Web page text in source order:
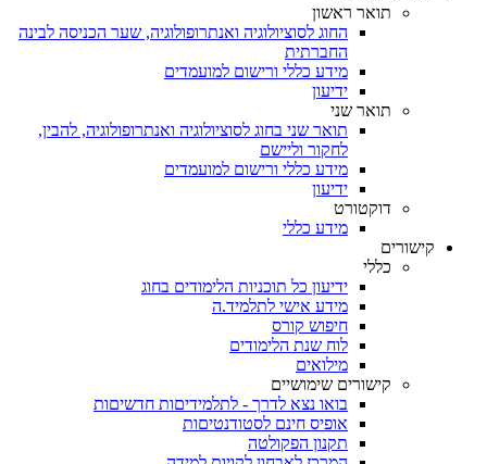
תואר ראשון
החוג לסוציולוגיה ואנתרופולוגיה, שער הכניסה לבינה
החברתית
מידע כללי ורישום למועמדים
ידיעון
תואר שני
תואר שני בחוג לסוציולוגיה ואנתרופולוגיה, להבין,
לחקור וליישם
מידע כללי ורישום למועמדים
ידיעון
דוקטורט
מידע כללי
קישורים
כללי
ידיעון כל תוכניות הלימודים בחוג
מידע אישי לתלמיד.ה
חיפוש קורס
לוח שנת הלימודים
מילואים
קישורים שימושיים
בואו נצא לדרך - לתלמידיםות חדשיםות
אופיס חינם לסטודנטיםות
תקנון הפקולטה